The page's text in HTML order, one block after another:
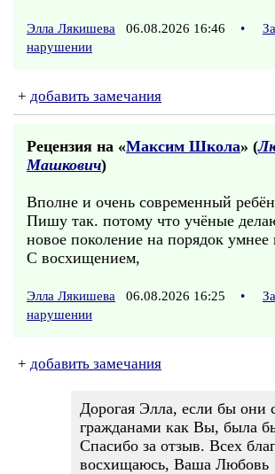
Элла Лякишева 06.08.2026 16:46 •
нарушении
+ добавить замечания
Рецензия на «Максим Школа» (
Машкович)
Вполне и очень современный
Пишу так. потому что учёные
новое поколение на порядок
С восхищением,
Элла Лякишева 06.08.2026 16:25 •
нарушении
+ добавить замечания
Дорогая Элла, если бы они
гражданами как Вы, была
Спасибо за отзыв. Всех
восхищаюсь, Ваша Любовь